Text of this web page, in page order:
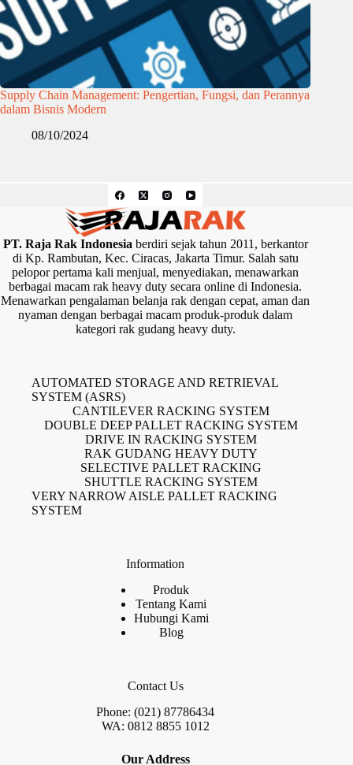
Supply Chain Management: Pengertian, Fungsi, dan Perannya
dalam Bisnis Modern
08/10/2024
PT. Raja Rak Indonesiaberdiri sejak tahun 2011, berkantor
di Kp. Rambutan, Kec. Ciracas, Jakarta Timur. Salah satu
pelopor pertama kali menjual, menyediakan, menawarkan
berbagai macam rak heavy duty secara online di Indonesia.
Menawarkan pengalaman belanja rak dengan cepat, aman dan
nyaman dengan berbagai macam produk-produk dalam
kategori rak gudang heavy duty.
AUTOMATED STORAGE AND RETRIEVAL
SYSTEM (ASRS)
CANTILEVER RACKING SYSTEM
DOUBLE DEEP PALLET RACKING SYSTEM
DRIVE IN RACKING SYSTEM
RAK GUDANG HEAVY DUTY
SELECTIVE PALLET RACKING
SHUTTLE RACKING SYSTEM
VERY NARROW AISLE PALLET RACKING
SYSTEM
Information
Produk
Tentang Kami
Hubungi Kami
Blog
Contact Us
Phone: (021) 87786434
WA: 0812 8855 1012
Our Address